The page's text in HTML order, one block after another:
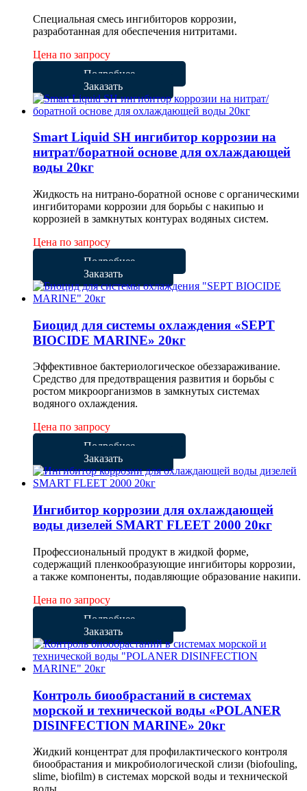
Специальная смесь ингибиторов коррозии,
разработанная для обеспечения нитритами.
Цена по запросу
Подробнее
Заказать
Smart Liquid SH ингибитор коррозии на
нитрат/боратной основе для охлаждающей
воды 20кг
Жидкость на нитрано-боратной основе с органическими
ингибиторами коррозии для борьбы с накипью и
коррозией в замкнутых контурах водяных систем.
Цена по запросу
Подробнее
Заказать
Биоцид для системы охлаждения «SEPT
BIOCIDE MARINE» 20кг
Эффективное бактериологическое обеззараживание.
Средство для предотвращения развития и борьбы с
ростом микроорганизмов в замкнутых системах
водяного охлаждения.
Цена по запросу
Подробнее
Заказать
Ингибитор коррозии для охлаждающей
воды дизелей SMART FLEET 2000 20кг
Профессиональный продукт в жидкой форме,
содержащий пленкообразующие ингибиторы коррозии,
а также компоненты, подавляющие образование накипи.
Цена по запросу
Подробнее
Заказать
Контроль биообрастаний в системах
морской и технической воды «POLANER
DISINFECTION MARINE» 20кг
Жидкий концентрат для профилактического контроля
биообрастания и микробиологической слизи (biofouling,
slime, biofilm) в системах морской воды и технической